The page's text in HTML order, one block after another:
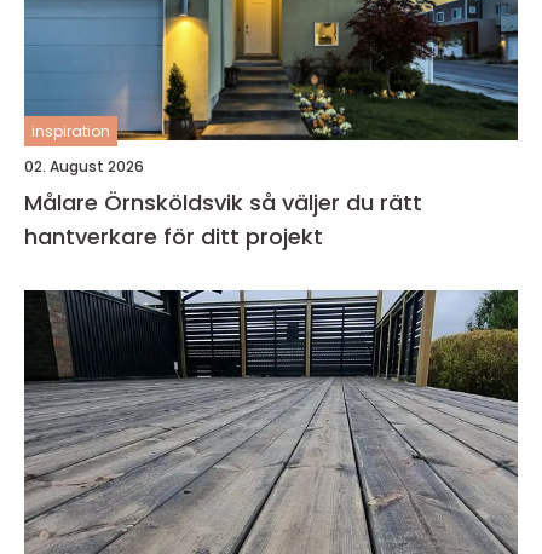
inspiration
02. August 2026
Målare Örnsköldsvik så väljer du rätt
hantverkare för ditt projekt